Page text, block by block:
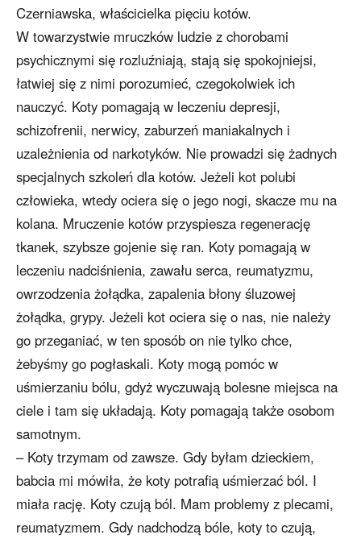
Czerniawska, właścicielka pięciu kotów.
W towarzystwie mruczków ludzie z chorobami
psychicznymi się rozluźniają, stają się spokojniejsi,
łatwiej się z nimi porozumieć, czegokolwiek ich
nauczyć. Koty pomagają w leczeniu depresji,
schizofrenii, nerwicy, zaburzeń maniakalnych i
uzależnienia od narkotyków. Nie prowadzi się żadnych
specjalnych szkoleń dla kotów. Jeżeli kot polubi
człowieka, wtedy ociera się o jego nogi, skacze mu na
kolana. Mruczenie kotów przyspiesza regenerację
tkanek, szybsze gojenie się ran. Koty pomagają w
leczeniu nadciśnienia, zawału serca, reumatyzmu,
owrzodzenia żołądka, zapalenia błony śluzowej
żołądka, grypy. Jeżeli kot ociera się o nas, nie należy
go przeganiać, w ten sposób on nie tylko chce,
żebyśmy go pogłaskali. Koty mogą pomóc w
uśmierzaniu bólu, gdyż wyczuwają bolesne miejsca na
ciele i tam się układają. Koty pomagają także osobom
samotnym.
– Koty trzymam od zawsze. Gdy byłam dzieckiem,
babcia mi mówiła, że koty potrafią uśmierzać ból. I
miała rację. Koty czują ból. Mam problemy z plecami,
reumatyzmem. Gdy nadchodzą bóle, koty to czują,